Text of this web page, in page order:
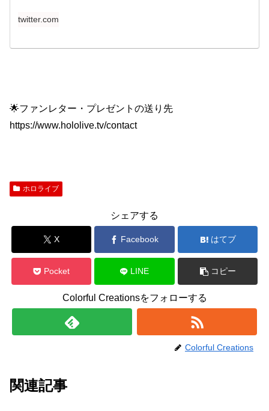
twitter.com
🌟ファンレター・プレゼントの送り先
https://www.hololive.tv/contact
ホロライブ
シェアする
X Facebook はてブ
Pocket LINE コピー
Colorful Creationsをフォローする
Colorful Creations
関連記事